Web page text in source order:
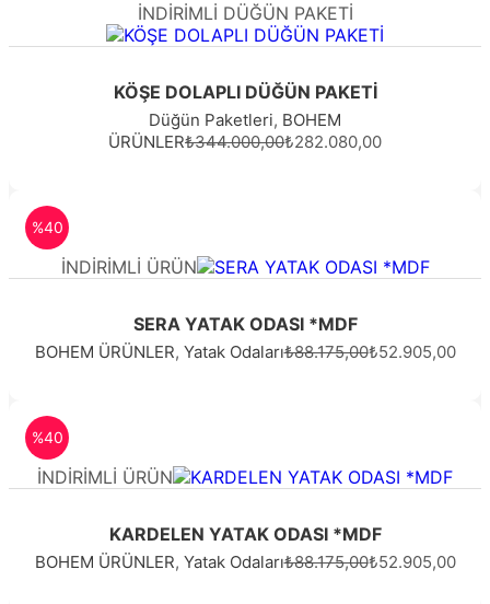
İNDİRİMLİ DÜĞÜN PAKETİ
KÖŞE DOLAPLI DÜĞÜN PAKETİ
Düğün Paketleri, BOHEM
ÜRÜNLER₺344.000,00₺282.080,00
%40
İNDİRİMLİ ÜRÜN
SERA YATAK ODASI *MDF
BOHEM ÜRÜNLER, Yatak Odaları₺88.175,00₺52.905,00
%40
İNDİRİMLİ ÜRÜN
KARDELEN YATAK ODASI *MDF
BOHEM ÜRÜNLER, Yatak Odaları₺88.175,00₺52.905,00